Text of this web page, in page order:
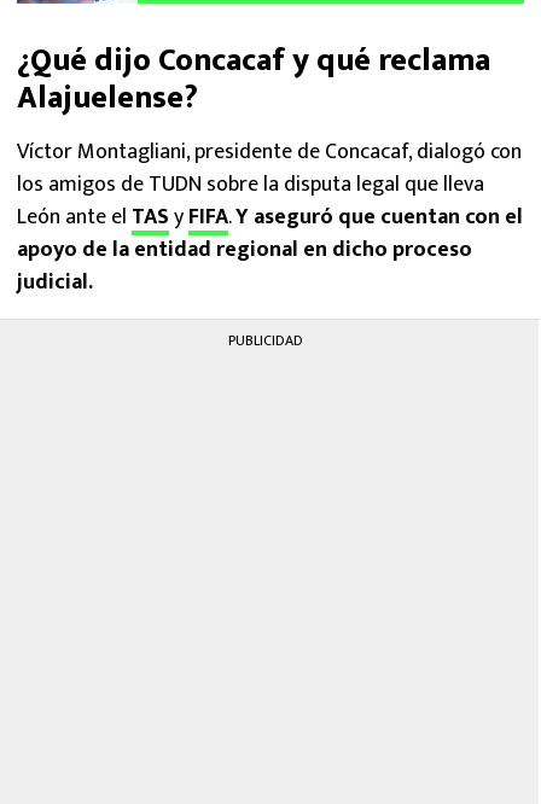
¿Qué dijo Concacaf y qué reclama
Alajuelense?
Víctor Montagliani, presidente de Concacaf, dialogó con
los amigos de TUDN sobre la disputa legal que lleva
León ante el TASyFIFA.Y aseguró que cuentan con el
apoyo de la entidad regional en dicho proceso
judicial.
PUBLICIDAD